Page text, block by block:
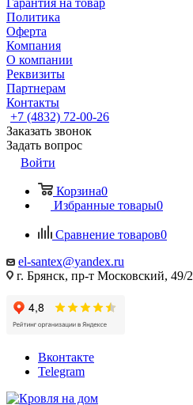
Гарантия на товар
Политика
Оферта
Компания
О компании
Реквизиты
Партнерам
Контакты
+7 (4832) 72-00-26
Заказать звонок
Задать вопрос
Войти
Корзина0
Избранные товары0
Сравнение товаров0
el-santex@yandex.ru
г. Брянск, пр-т Московский, 49/2
Вконтакте
Telegram